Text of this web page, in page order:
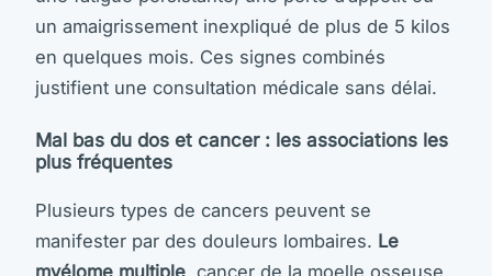
un amaigrissement inexpliqué de plus de 5 kilos
en quelques mois. Ces signes combinés
justifient une consultation médicale sans délai.
Mal bas du dos et cancer : les associations les
plus fréquentes
Plusieurs types de cancers peuvent se
manifester par des douleurs lombaires. Le
myélome multiple, cancer de la moelle osseuse,